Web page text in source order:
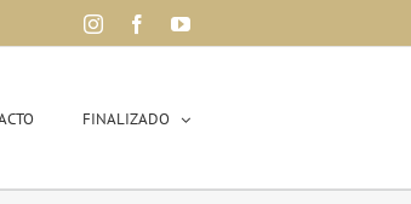
InstagramFacebookYouTube
FINALIZADO